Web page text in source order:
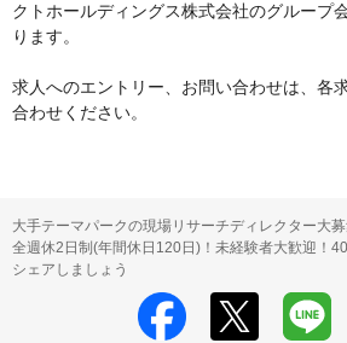
クトホールディングス株式会社のグループ
ります。
求人へのエントリー、お問い合わせは、各
合わせください。
大手テーマパークの現場リサーチディレクター大
全週休2日制(年間休日120日)！未経験者大歓迎！
シェアしましょう